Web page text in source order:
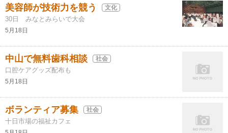
美容師が技術力を競う 文化
30日 みなとみらいで大会
5月18日
中山で無料歯科相談 社会
口腔ケアグッズ配布も
5月18日
ボランティア募集 社会
十日市場の福祉カフェ